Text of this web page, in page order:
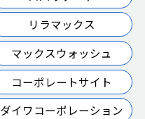
リラマックス
マックスウォッシュ
コーポレートサイト
ダイワコーポレーション